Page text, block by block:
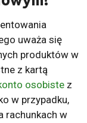
uważa się
produktów w
z kartą
osobiste z
w przypadku,
rachunkach w